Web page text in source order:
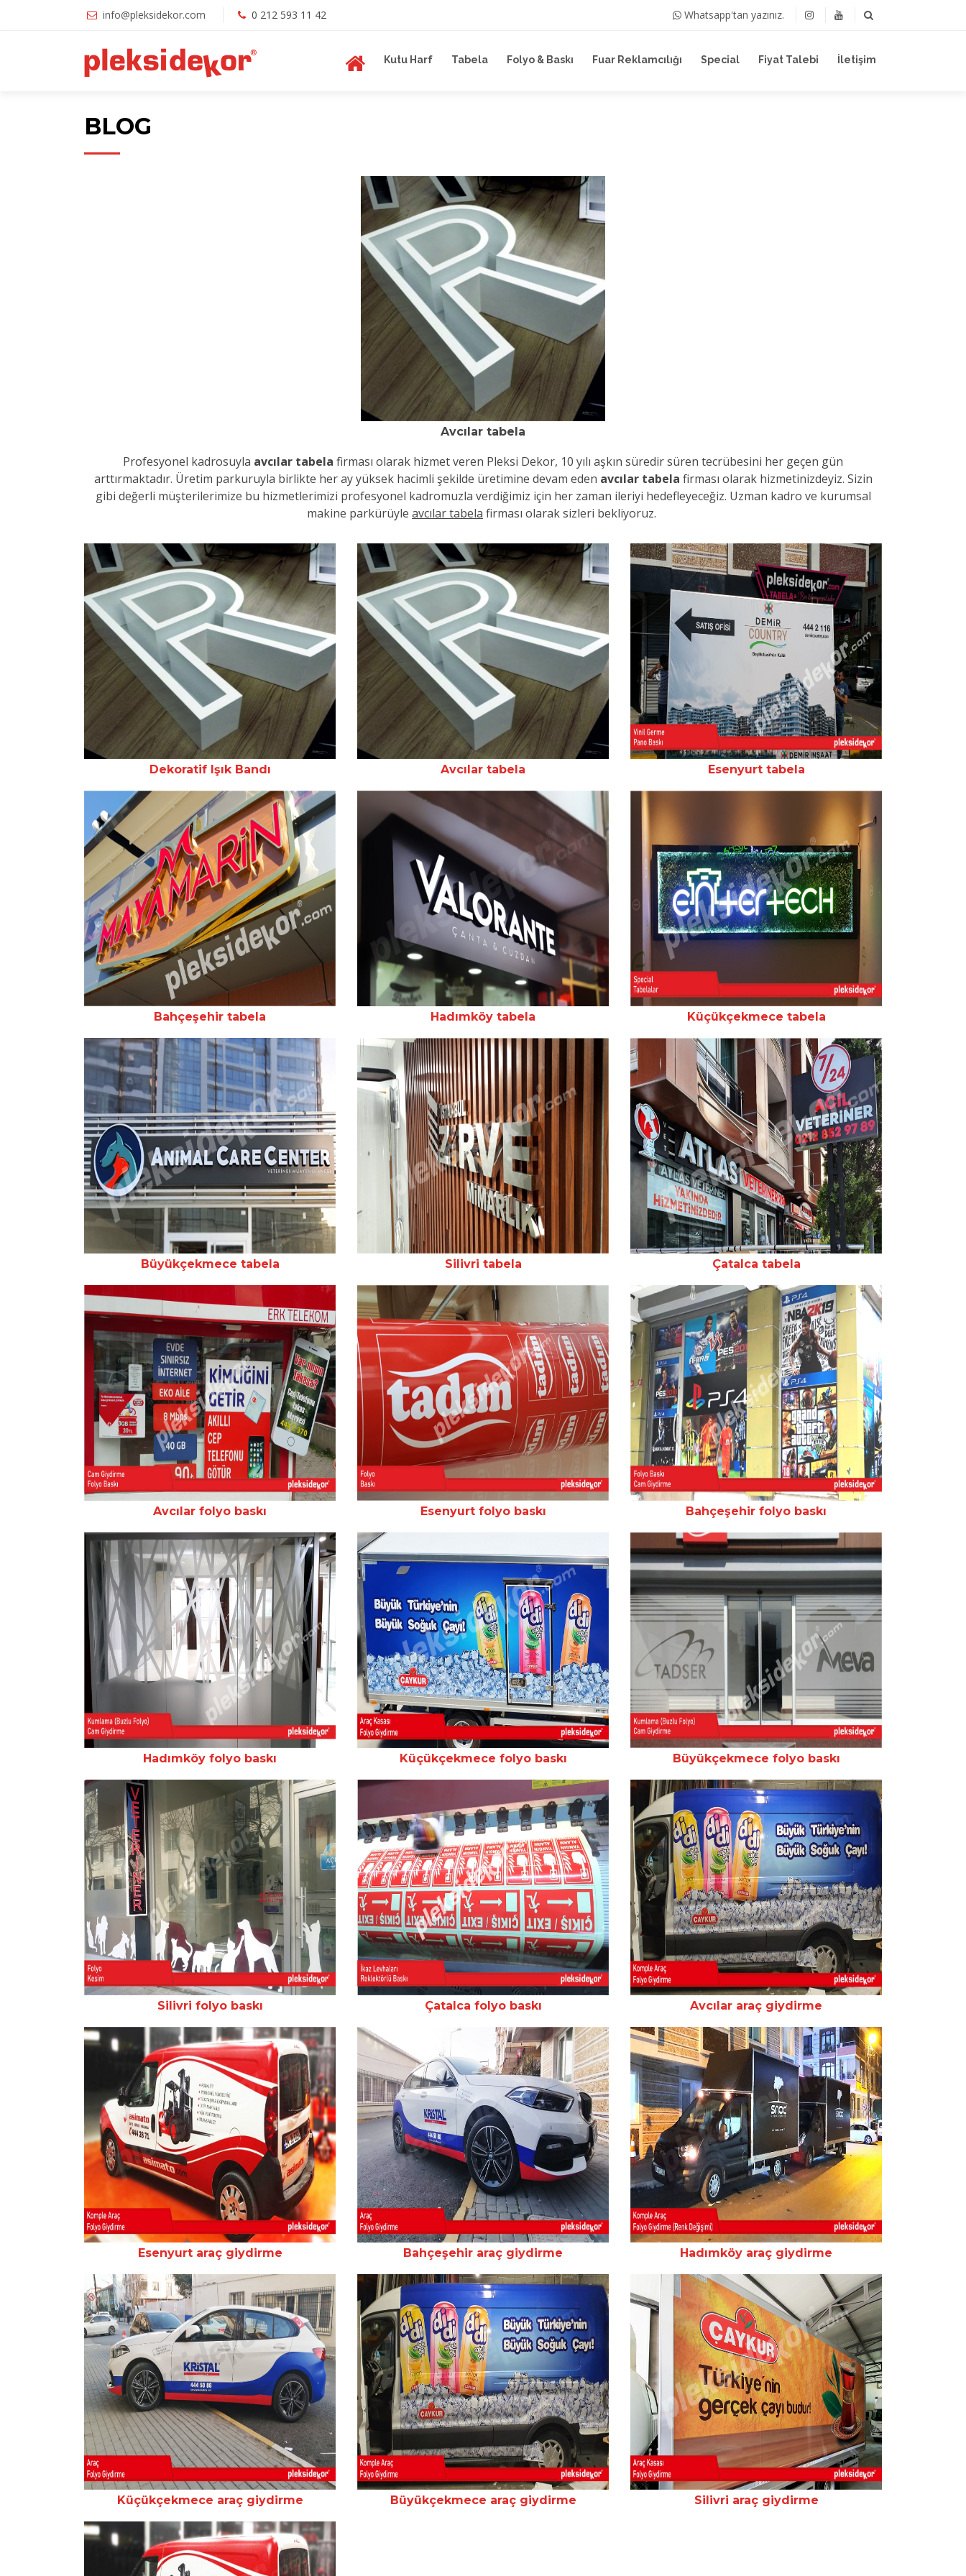
info@pleksidekor.com 0 212 593 11 42 Whatsapp'tan yazınız.
Kutu Harf Tabela Folyo & Baskı Fuar Reklamcılığı Special Fiyat Talebi İletişim
BLOG
Avcılar tabela
Profesyonel kadrosuyla avcılar tabela firması olarak hizmet veren Pleksi Dekor, 10 yılı aşkın süredir süren tecrübesini her geçen gün
arttırmaktadır. Üretim parkuruyla birlikte her ay yüksek hacimli şekilde üretimine devam eden avcılar tabela firması olarak hizmetinizdeyiz. Sizin
gibi değerli müşterilerimize bu hizmetlerimizi profesyonel kadromuzla verdiğimiz için her zaman ileriyi hedefleyeceğiz. Uzman kadro ve kurumsal
makine parkürüyle avcılar tabela firması olarak sizleri bekliyoruz.
Dekoratif Işık Bandı Avcılar tabela Esenyurt tabela
Bahçeşehir tabela Hadımköy tabela Küçükçekmece tabela
Büyükçekmece tabela Silivri tabela Çatalca tabela
Avcılar folyo baskı Esenyurt folyo baskı Bahçeşehir folyo baskı
Hadımköy folyo baskı Küçükçekmece folyo baskı Büyükçekmece folyo baskı
Silivri folyo baskı Çatalca folyo baskı Avcılar araç giydirme
Esenyurt araç giydirme Bahçeşehir araç giydirme Hadımköy araç giydirme
Küçükçekmece araç giydirme Büyükçekmece araç giydirme Silivri araç giydirme